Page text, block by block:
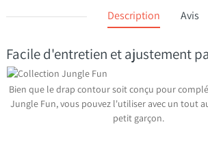
Description Avis
Facile d'entretien et ajustement
Bien que le drap contour soit conçu pour
Jungle Fun, vous pouvez l'utiliser avec un tout
petit garçon.